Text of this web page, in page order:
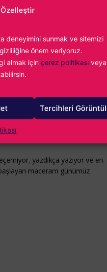
deneyimini sunmak ve sitemizi
önem veriyoruz.
almak için çerez politikası veya
Tercihleri
bir konumda. Neticede
Assault görevinde ise
yazdıkça yazıyor ve en
maceram günümüz